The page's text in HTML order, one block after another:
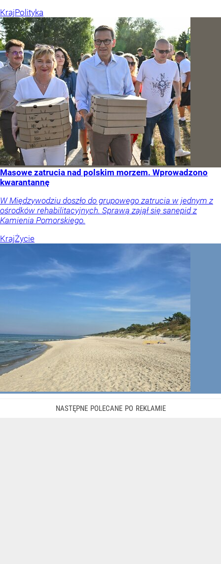
KrajPolityka
Masowe zatrucia nad polskim morzem. Wprowadzono
kwarantannę
W Międzywodziu doszło do grupowego zatrucia w jednym z
ośrodków rehabilitacyjnych. Sprawą zajął się sanepid z
Kamienia Pomorskiego.
KrajŻycie